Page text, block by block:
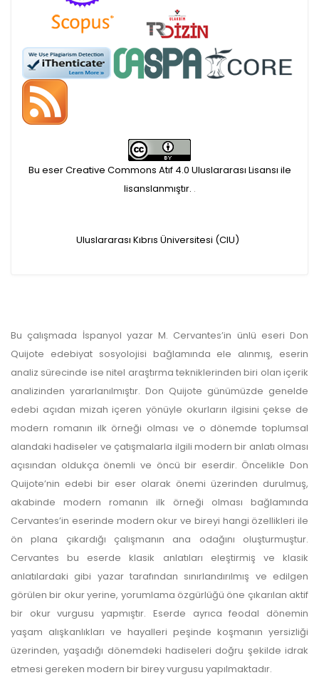
Scimago's grade
APC ödemesi
Öndenetimden geçen
makaleler için, 100 Avro
Hakem sürecine alınacak
ulaşmadan ödeme yapan
yazarlara geri iade
yapılmamaktadır.
Makale Takip Sistemi
gönderilmesi ve
sonraki öndenetim,
ve hakem süreçleri,
Dergipark üzerinden
gerçekleştirilmektedir.
Bu eser Creative Commons Atıf 4.0 Uluslararası Lisansı ile
lisanslanmıştır. .
Uluslararası Kıbrıs Üniversitesi (CIU)
Bu çalışmada İspanyol yazar M. Cervantes’in ünlü eseri Don
Quijote edebiyat sosyolojisi bağlamında ele alınmış, eserin
analiz sürecinde ise nitel araştırma tekniklerinden biri olan içerik
analizinden yararlanılmıştır. Don Quijote günümüzde genelde
edebi açıdan mizah içeren yönüyle okurların ilgisini çekse de
modern romanın ilk örneği olması ve o dönemde toplumsal
alandaki hadiseler ve çatışmalarla ilgili modern bir anlatı olması
açısından oldukça önemli ve öncü bir eserdir. Öncelikle Don
Quijote’nin edebi bir eser olarak önemi üzerinden durulmuş,
akabinde modern romanın ilk örneği olması bağlamında
Cervantes’in eserinde modern okur ve bireyi hangi özellikleri ile
ön plana çıkardığı çalışmanın ana odağını oluşturmuştur.
Cervantes bu eserde klasik anlatıları eleştirmiş ve klasik
anlatılardaki gibi yazar tarafından sınırlandırılmış ve edilgen
görülen bir okur yerine, yorumlama özgürlüğü öne çıkarılan aktif
bir okur vurgusu yapmıştır. Eserde ayrıca feodal dönemin
yaşam alışkanlıkları ve hayalleri peşinde koşmanın yersizliği
üzerinden, yaşadığı dönemdeki hadiseleri doğru şekilde idrak
etmesi gereken modern bir birey vurgusu yapılmaktadır.